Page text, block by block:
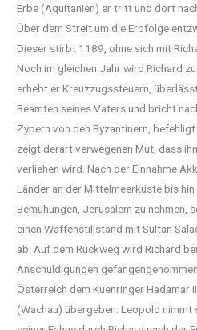
Erbe (Aquitanien) er tritt und dort
Über dem Streit um die Erbfolge
Dieser stirbt 1189, ohne sich mit
Noch im gleichen Jahr wird Richard
erhebt er Kreuzzugssteuern,
Beamten seines Vaters und bricht
Zypern von den Byzantinern,
zeigt derart verwegenen Mut, dass
verliehen wird. Nach der Einnahme
Länder an der Mittelmeerküste bis hin
Bemühungen, Jerusalem zu nehmen,
einen Waffenstillstand mit Sultan
ab. Auf dem Rückweg wird Richard
Anschuldigungen
Österreich dem Kuenringer Hadamar
(Wachau) übergeben. Leopold nimmt